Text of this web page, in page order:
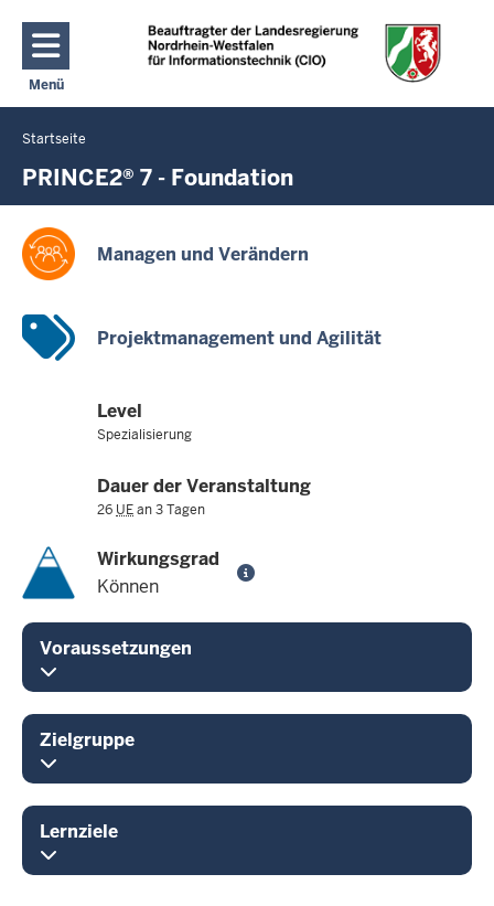
Direkt zum Inhalt
Menü
Navigation aktivieren/deaktivieren: Hauptmenü
Sie
befinden
hier
Startseite
PRINCE2® 7 - Foundation
Managen und Verändern
Projektmanagement und Agilität
Level
Spezialisierung
Dauer der Veranstaltung
26 UEan 3 Tagen
Wirkungsgrad
Können
Voraussetzungen
Zielgruppe
Lernziele